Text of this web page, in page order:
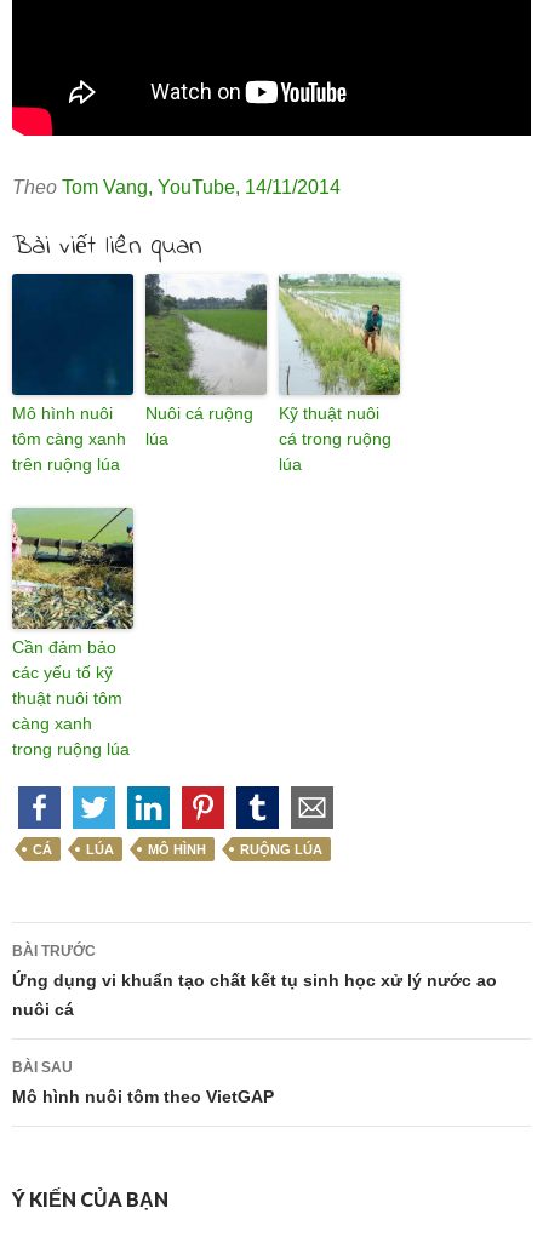
Theo Tom Vang, YouTube, 14/11/2014
Bài viết liên quan
Mô hình nuôi
tôm càng xanh
trên ruộng lúa
Nuôi cá ruộng
lúa
Kỹ thuật nuôi
cá trong ruộng
lúa
Cần đảm bảo
các yếu tố kỹ
thuật nuôi tôm
càng xanh
trong ruộng lúa
CÁ LÚA MÔ HÌNH RUỘNG LÚA
Điều
hướng
bài
viết
BÀI TRƯỚC
Ứng dụng vi khuẩn tạo chất kết tụ sinh học xử lý nước ao
nuôi cá
BÀI SAU
Mô hình nuôi tôm theo VietGAP
Ý KIẾN CỦA BẠN